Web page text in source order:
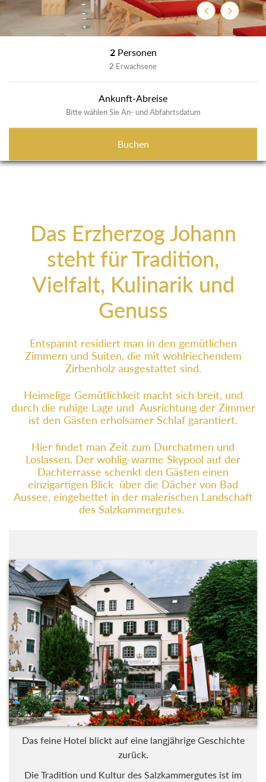
ZurückWeiter
2 Personen
2 Erwachsene
Ankunft-Abreise
Bitte wählen Sie An- und Abfahrtsdatum
Buchen
Das Erzherzog Johann
steht für Tradition,
Vielfalt, Kulinarik und
Genuss
Entspannt residiert man in den gemütlichen
Zimmern und Suiten, die mit wohlriechendem
Zirbenholz ausgestattet sind.
Heimelige Gemütlichkeit macht sich breit, und
durch die ruhige Lage und Ausrichtung der Zimmer
ist den Gästen erholsamer Schlaf garantiert.
Hier findet man Zeit zum Durchatmen und
Loslassen. Der wohlig-warme Skypool auf der
Dachterrasse schenkt den Gästen einen
einzigartigen Blick über die Dächer von Bad
Aussee, eingebettet in der malerischen Landschaft
des Salzkammergutes.
Das feine Hotel blickt auf eine langjährige Geschichte zurück.
Die Tradition und Kultur des Salzkammergutes ist im
Erzherzog Johann genauso spürbar wie in der Ortschaft